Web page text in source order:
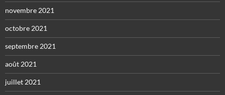
novembre 2021
octobre 2021
septembre 2021
août 2021
juillet 2021